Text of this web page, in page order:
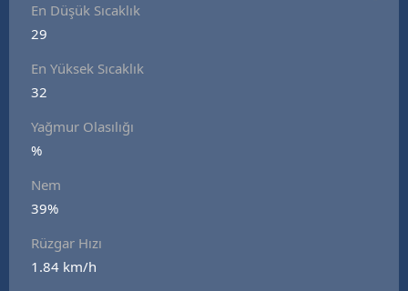
En Düşük Sıcaklık
29
En Yüksek Sıcaklık
32
Yağmur Olasılığı
%
Nem
39%
Rüzgar Hızı
1.84 km/h